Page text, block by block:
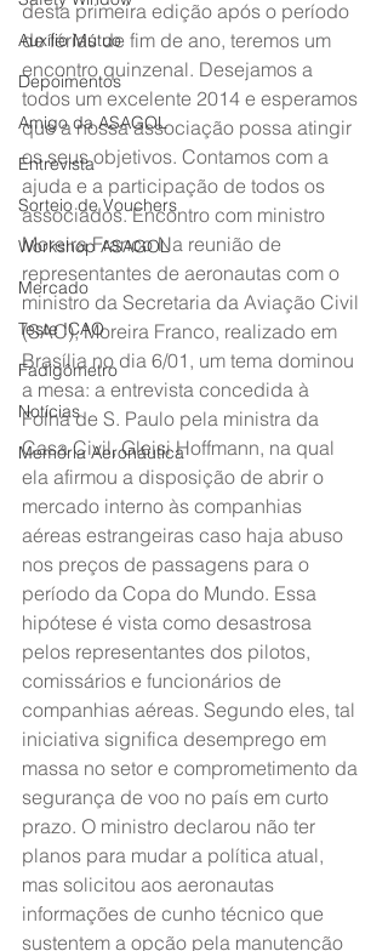
Auxílio Mútuo
Depoimentos
Amigo da ASAGOL
Entrevista
Sorteio de Vouchers
Workshop ASAGOL
Mercado
Teste ICAO
Fadigômetro
Notícias
Memória Aeronáutica
desta primeira edição após o período
de férias de fim de ano, teremos um
encontro quinzenal. Desejamos a
todos um excelente 2014 e esperamos
que a nossa associação possa atingir
os seus objetivos. Contamos com a
ajuda e a participação de todos os
associados. Encontro com ministro
Moreira Franco Na reunião de
representantes de aeronautas com o
ministro da Secretaria da Aviação Civil
(SAC), Moreira Franco, realizado em
Brasília no dia 6/01, um tema dominou
a mesa: a entrevista concedida à
Folha de S. Paulo pela ministra da
Casa Civil, Gleisi Hoffmann, na qual
ela afirmou a disposição de abrir o
mercado interno às companhias
aéreas estrangeiras caso haja abuso
nos preços de passagens para o
período da Copa do Mundo. Essa
hipótese é vista como desastrosa
pelos representantes dos pilotos,
comissários e funcionários de
companhias aéreas. Segundo eles, tal
iniciativa significa desemprego em
massa no setor e comprometimento da
segurança de voo no país em curto
prazo. O ministro declarou não ter
planos para mudar a política atual,
mas solicitou aos aeronautas
informações de cunho técnico que
sustentem a opção pela manutenção